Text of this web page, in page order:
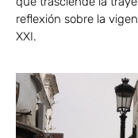
reflexión sobre la
XXI.